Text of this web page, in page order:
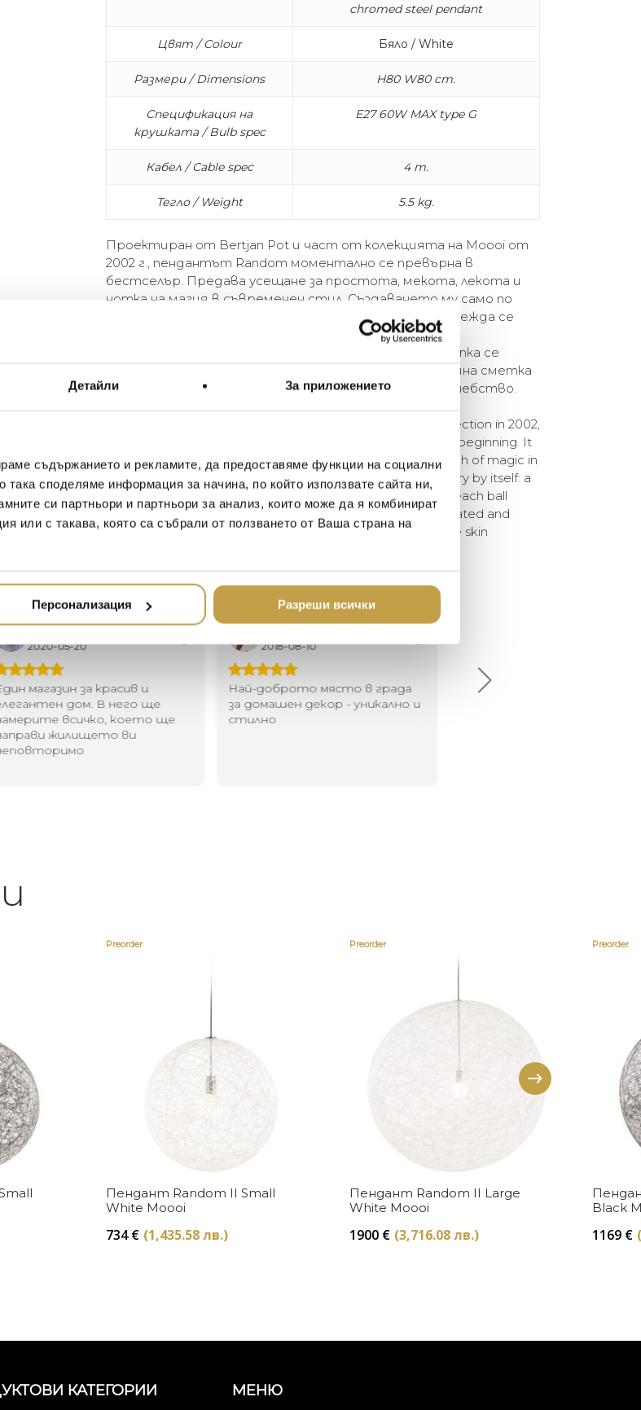
Детайли За приложението
съдържанието и рекламите, да предоставяме функции на социални
споделяме информация за начина, по който използвате сайта ни,
си партньори и партньори за анализ, които може да я комбинират
или с такава, която са събрали от ползването от Ваша страна на
Персонализация Разреши всички
chromed steel pendant
Цвят / Colour Бяло / White
Размери / Dimensions H80 W80 cm.
Спецификация на
крушката / Bulb spec
E27 60W MAX type G
Кабел / Cable spec 4 m.
Тегло / Weight 5.5 kg.
Проектиран от Bertjan Pot и част от колекцията на Moooi от
2002 г., пендантът Random моментално се превърна в
бестселър. Предава усещане за простота, мекота, лекота и
нотка на магия в съвременен стил. Създаването му само по
себе си е любопитна история: накисната в смола прежда се
навива около надуваема плажна топка, създавайки
полупрозрачна 3D материя. След това плажната топка се
спуква и изважда от кръгъл отвор в лампата. В крайна сметка
обвивката се превръща в продукта. Мекота и вълшебство.
Designed by Bertjan Pot and introduced in the Moooi collection in 2002,
the Random Light has become a best seller right from the beginning. It
transmit a feeling of simplicity, softness, lightness and a touch of magic in
contemporary style. The production process is a special story by itself: a
resin drained yarn is randomly coiled around an inflatable beach ball
creating a translucent 3D fabric. The beach ball is then deflated and
extracted from a round opening in the lamp. At the end the skin
Иван Иванов
2020-05-20
магазин за красив и
дом. В него ще
всичко, което ще
жилището ви
Ивелина Линковска
2018-08-10
Най-доброто място в града
за домашен декор - уникално и
стилно
Хареса ми
Preorder
Купи
Пендант Random II Small
White Moooi
734€ (1,435.58 лв.)
Preorder
Купи
Пендант Random II Large
White Moooi
1900 € (3,716.08 лв.)
Preorder
Black
1169 €
КАТЕГОРИИ МЕНЮ